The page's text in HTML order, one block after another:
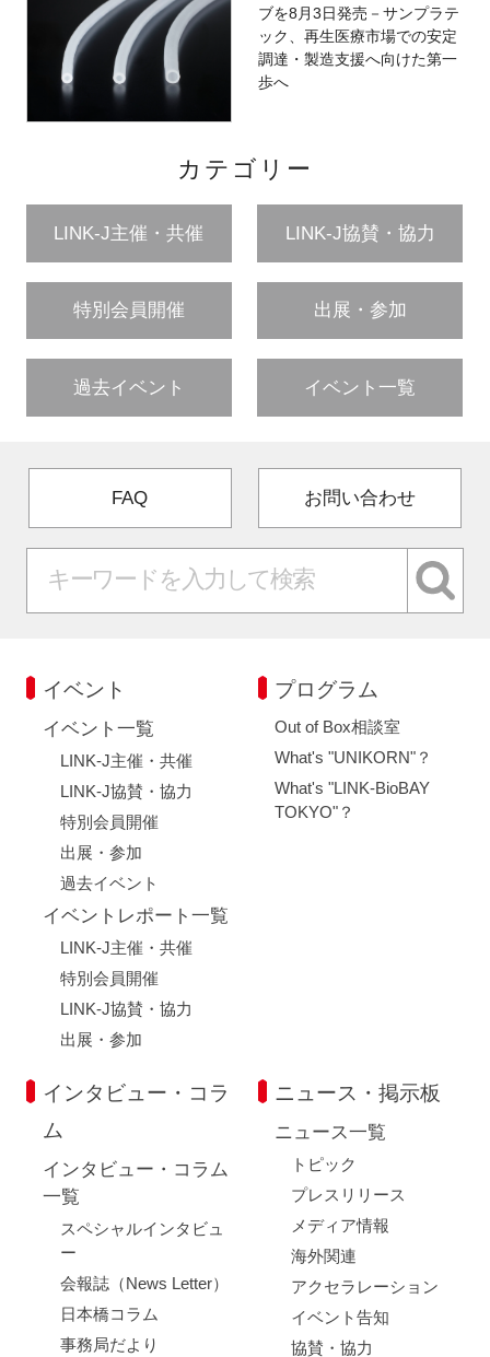
ブを8月3日発売－サンプラテ
ック、再生医療市場での安定
調達・製造支援へ向けた第一
歩へ
カテゴリー
LINK-J主催・共催 LINK-J協賛・協力
特別会員開催 出展・参加
過去イベント イベント一覧
FAQ お問い合わせ
イベント
イベント一覧
LINK-J主催・共催
LINK-J協賛・協力
特別会員開催
出展・参加
過去イベント
イベントレポート一覧
LINK-J主催・共催
特別会員開催
LINK-J協賛・協力
出展・参加
プログラム
Out of Box相談室
What's "UNIKORN"？
What's "LINK-BioBAY
TOKYO"？
インタビュー・コラ
ム
インタビュー・コラム
一覧
スペシャルインタビュ
ー
会報誌（News Letter）
日本橋コラム
事務局だより
ニュース・掲示板
ニュース一覧
トピック
プレスリリース
メディア情報
海外関連
アクセラレーション
イベント告知
協賛・協力